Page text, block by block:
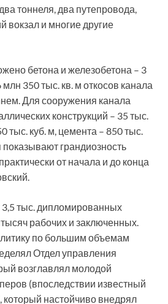
тоннеля, два путепровода,
вокзал и многие другие
бетона и железобетона – 3
350 тыс. кв. м откосов канала
Для сооружения канала
конструкций – 35 тыс.
тыс. куб. м, цемента – 850 тыс.
грандиозность
от начала и до конца
тыс. дипломированных
рабочих и заключенных.
по большим объемам
Отдел управления
возглавлял молодой
(впоследствии известный
настойчиво внедрял